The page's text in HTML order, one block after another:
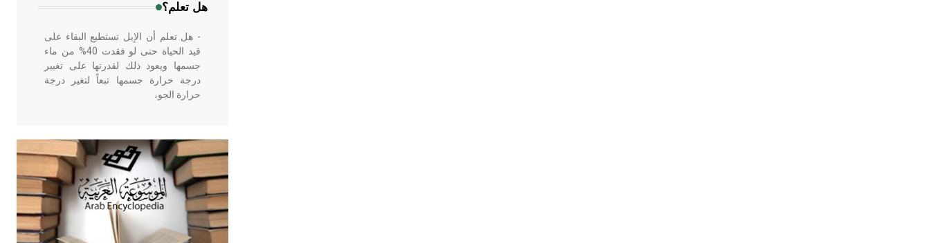
هل تعلم؟
- هل تعلم أن الإبل تستطيع البقاء على
قيد الحياة حتى لو فقدت 40% من ماء
جسمها ويعود ذلك لقدرتها على تغيير
درجة حرارة جسمها تبعاً لتغير درجة
حرارة الجو،
- هل تعلم أن أبقراط كتب في الطب
أربعة مؤلفات هي: الحكم، الأدلة، تنظيم
التغذية، ورسالته في جروح الرأس.
ويعود له الفضل بأنه حرر الطب من
الدين والفلسفة.